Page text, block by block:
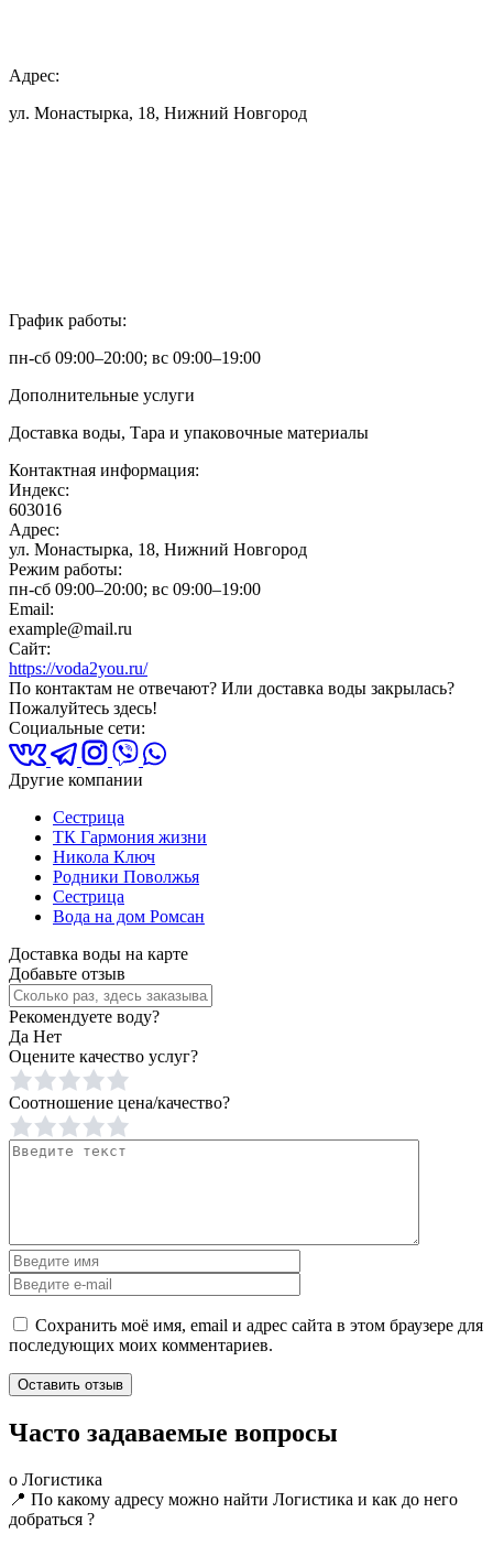
Адрес:
ул. Монастырка, 18, Нижний Новгород
График работы:
пн-сб 09:00–20:00; вс 09:00–19:00
Дополнительные услуги
Доставка воды, Тара и упаковочные материалы
Контактная информация:
Индекс:
603016
Адрес:
ул. Монастырка, 18, Нижний Новгород
Режим работы:
пн-сб 09:00–20:00; вс 09:00–19:00
Email:
example@mail.ru
Сайт:
https://voda2you.ru/
По контактам не отвечают? Или доставка воды закрылась?
Пожалуйтесь здесь!
Социальные сети:
Другие компании
Сестрица
ТК Гармония жизни
Никола Ключ
Родники Поволжья
Сестрица
Вода на дом Ромсан
Доставка воды на карте
Добавьте отзыв
Рекомендуете воду?
Да Нет
Оцените качество услуг?
Соотношение цена/качество?
Сохранить моё имя, email и адрес сайта в этом браузере для
последующих моих комментариев.
Часто задаваемые вопросы
о Логистика
📍 По какому адресу можно найти Логистика и как до него
добраться ?